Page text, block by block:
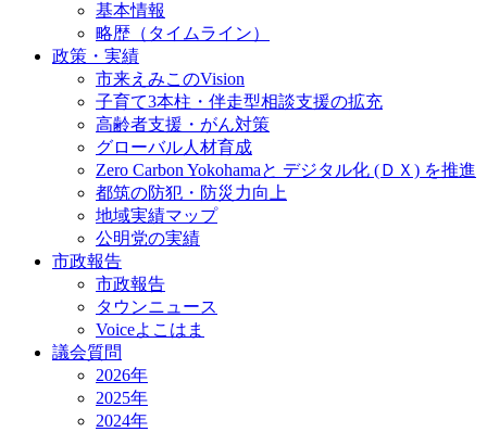
基本情報
略歴（タイムライン）
政策・実績
市来えみこのVision
子育て3本柱・伴走型相談支援の拡充
高齢者支援・がん対策
グローバル人材育成
Zero Carbon Yokohamaと デジタル化 (ＤＸ) を推進
都筑の防犯・防災力向上
地域実績マップ
公明党の実績
市政報告
市政報告
タウンニュース
Voiceよこはま
議会質問
2026年
2025年
2024年